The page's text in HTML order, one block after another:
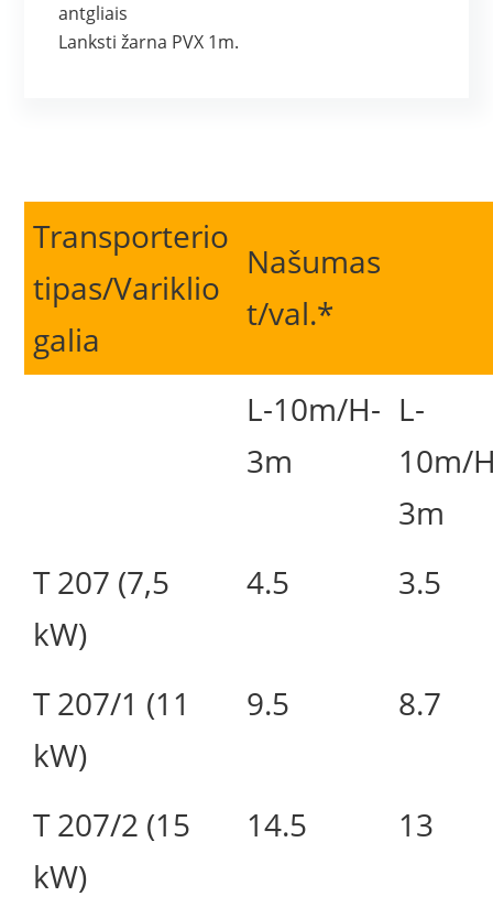
antgliais
Lanksti žarna PVX 1m.
Transporterio
tipas/Variklio
galia
Našumas
t/val.*
L-10m/H-
3m
L-
10m/
3m
T 207 (7,5
kW)
4.5 3.5
T 207/1 (11
kW)
9.5 8.7
T 207/2 (15
kW)
14.5 13